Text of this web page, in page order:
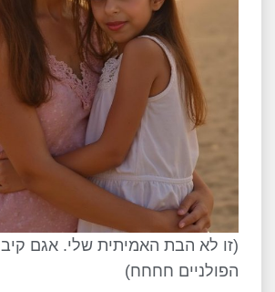
(זו לא הבת האמיתית שלי. אגם
הפולניים חחחח)